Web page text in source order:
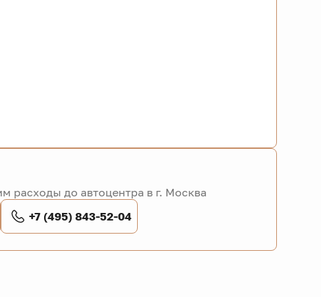
расходы до автоцентра в г. Москва
+7 (495) 843-52-04